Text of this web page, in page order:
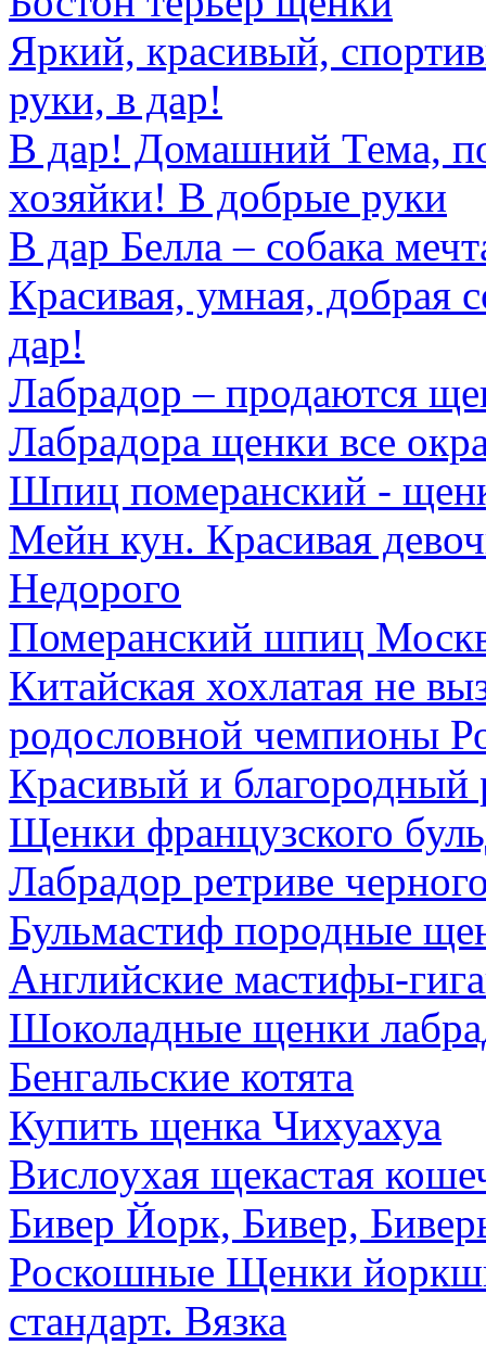
Яркий, красивый,
руки, в дар!
В дар! Домашний Тема,
хозяйки! В добрые руки
В дар Белла – собака
Красивая, умная, добрая
дар!
Лабрадор – продаются
Лабрадора щенки все
Шпиц померанский -
Мейн кун. Красивая
Недорого
Померанский шпиц
Китайская хохлатая не
родословной чемпионы
Красивый и
Щенки французского
Лабрадор ретриве
Бульмастиф породные
Английские мастифы-
Шоколадные щенки
Бенгальские котята
Купить щенка Чихуахуа
Вислоухая щекастая
Бивер Йорк, Бивер,
Роскошные Щенки
стандарт. Вязка